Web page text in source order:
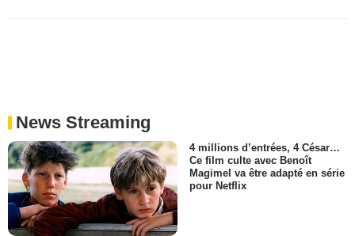
News Streaming
4 millions d’entrées, 4 César…
Ce film culte avec Benoît
Magimel va être adapté en série
pour Netflix